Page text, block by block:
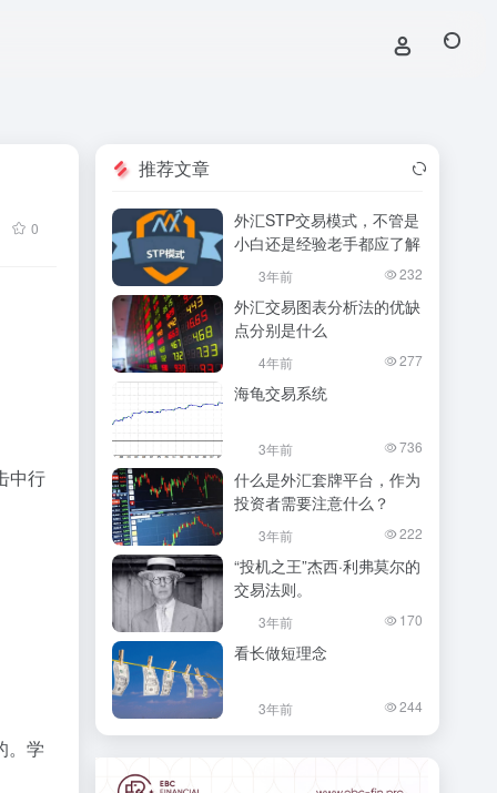
0
中行
。学
推荐文章
外汇STP交易模式，不管是
小白还是经验老手都应了解
3年前 232
外汇交易图表分析法的优缺
点分别是什么
4年前 277
海龟交易系统
3年前 736
什么是外汇套牌平台，作为
投资者需要注意什么？
3年前 222
“投机之王”杰西·利弗莫尔的
交易法则。
3年前 170
看长做短理念
3年前 244